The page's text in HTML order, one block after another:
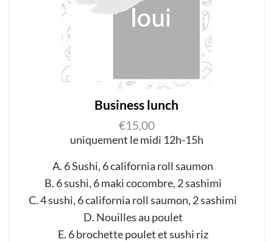
Business lunch
€15,00
uniquement le midi 12h-15h
A. 6Sushi, 6california roll saumon
B. 6sushi, 6 maki cocombre, 2 sashimi
C.4sushi, 6 california roll saumon, 2 sashimi
D. Nouilles au poulet
E. 6brochette pouletetsushi riz